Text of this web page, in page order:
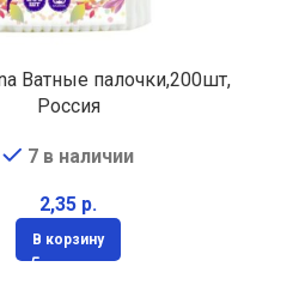
Ватные палочки,200шт,
Россия
7 в наличии
р.
В корзину